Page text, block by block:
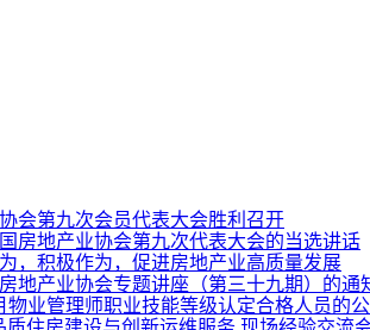
会第九次会员代表大会胜利召开
房地产业协会第九次代表大会的当选讲话
，积极作为，促进房地产业高质量发展
地产业协会专题讲座（第三十九期）的通
物业管理师职业技能等级认定合格人员的